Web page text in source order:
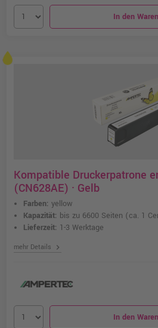
In den
Kompatible Druckerpatrone
(CN628AE) · Gelb
Farben: yellow
Kapazität: bis zu 6600 Seiten (ca. 1
Lieferzeit: 1-3 Werktage
mehr Details chevron_right
In den